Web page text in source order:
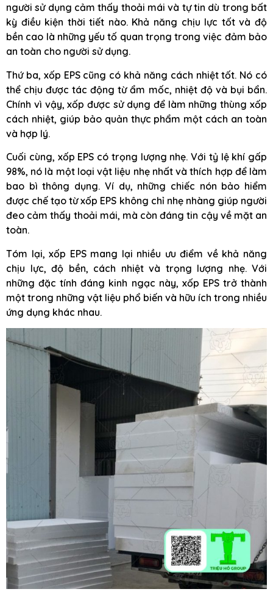
người sử dụng cảm thấy thoải mái và tự tin dù trong bất
kỳ điều kiện thời tiết nào. Khả năng chịu lực tốt và độ
bền cao là những yếu tố quan trọng trong việc đảm bảo
an toàn cho người sử dụng.
Thứ ba, xốp EPS cũng có khả năng cách nhiệt tốt. Nó có
thể chịu được tác động từ ẩm mốc, nhiệt độ và bụi bẩn.
Chính vì vậy, xốp được sử dụng để làm những thùng xốp
cách nhiệt, giúp bảo quản thực phẩm một cách an toàn
và hợp lý.
Cuối cùng, xốp EPS có trọng lượng nhẹ. Với tỷ lệ khí gấp
98%, nó là một loại vật liệu nhẹ nhất và thích hợp để làm
bao bì thông dụng. Ví dụ, những chiếc nón bảo hiểm
được chế tạo từ xốp EPS không chỉ nhẹ nhàng giúp người
đeo cảm thấy thoải mái, mà còn đáng tin cậy về mặt an
toàn.
Tóm lại, xốp EPS mang lại nhiều ưu điểm về khả năng
chịu lực, độ bền, cách nhiệt và trọng lượng nhẹ. Với
những đặc tính đáng kinh ngạc này, xốp EPS trở thành
một trong những vật liệu phổ biến và hữu ích trong nhiều
ứng dụng khác nhau.